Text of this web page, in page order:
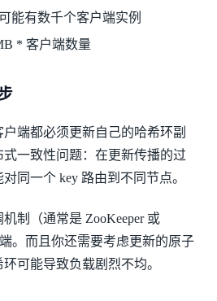
能有数千个客户端实例
* 客户端数量
端都必须更新自己的哈希环副
一致性问题：在更新传播的过
同一个 key 路由到不同节点。
制（通常是 ZooKeeper 或
。而且你还需要考虑更新的原子
可能导致负载剧烈不均。